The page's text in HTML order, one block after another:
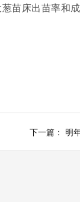
苗床出苗率和
下一篇： 明